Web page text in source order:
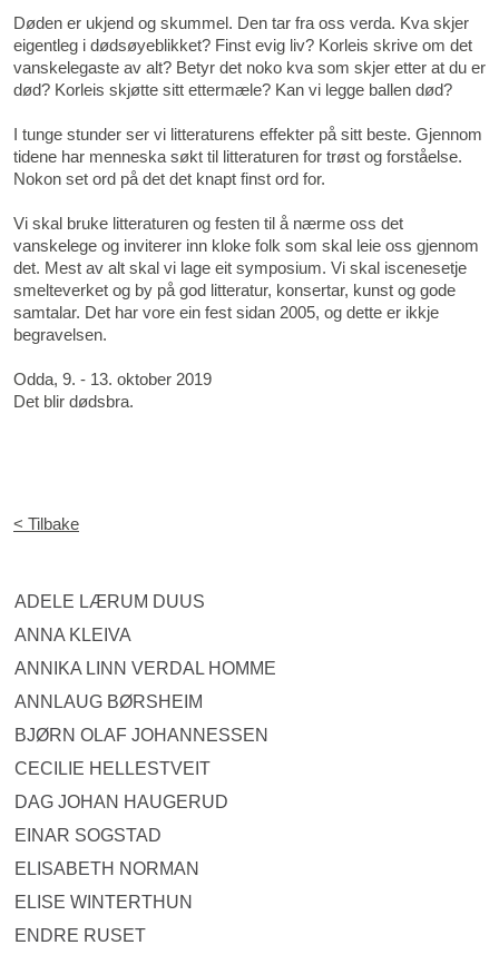
ADELE LÆRUM DUUS
ANNA KLEIVA
ANNIKA LINN VERDAL HOMME
ANNLAUG BØRSHEIM
BJØRN OLAF JOHANNESSEN
CECILIE HELLESTVEIT
DAG JOHAN HAUGERUD
EINAR SOGSTAD
ELISABETH NORMAN
ELISE WINTERTHUN
ENDRE RUSET
​Døden er ukjend og skummel. Den tar fra oss verda. Kva skjer
eigentleg i dødsøyeblikket? Finst evig liv? Korleis skrive om det
vanskelegaste av alt? Betyr det noko kva som skjer etter at du er
død? Korleis skjøtte sitt ettermæle? Kan vi legge ballen død?
I tunge stunder ser vi litteraturens effekter på sitt beste. Gjennom
tidene har menneska søkt til litteraturen for trøst og forståelse.
Nokon set ord på det det knapt finst ord for.
Vi skal bruke litteraturen og festen til å nærme oss det
vanskelege og inviterer inn kloke folk som skal leie oss gjennom
det. Mest av alt skal vi lage eit symposium. Vi skal iscenesetje
smelteverket og by på god litteratur, konsertar, kunst og gode
samtalar. Det har vore ein fest sidan 2005, og dette er ikkje
begravelsen.
Odda, 9. - 13. oktober 2019
Det blir dødsbra.
< Tilbake